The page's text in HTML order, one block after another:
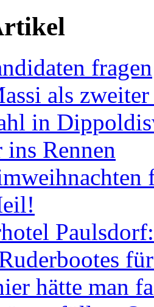
fragen
als
in
Rennen
hätte man